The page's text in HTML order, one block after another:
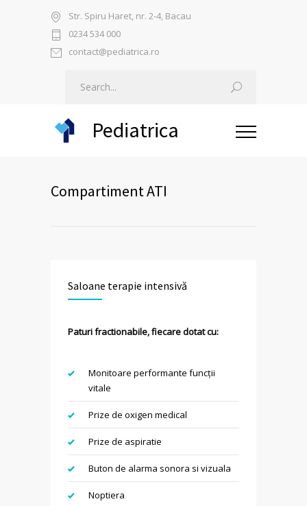
Str. Spiru Haret, nr. 2-4, Bacau
0234 534 000
contact@pediatrica.ro
Pediatrica
Compartiment ATI
Saloane terapie intensivă
Paturi fractionabile, fiecare dotat cu:
Monitoare performante funcții
vitale
Prize de oxigen medical
Prize de aspiratie
Buton de alarma sonora si vizuala
Noptiera